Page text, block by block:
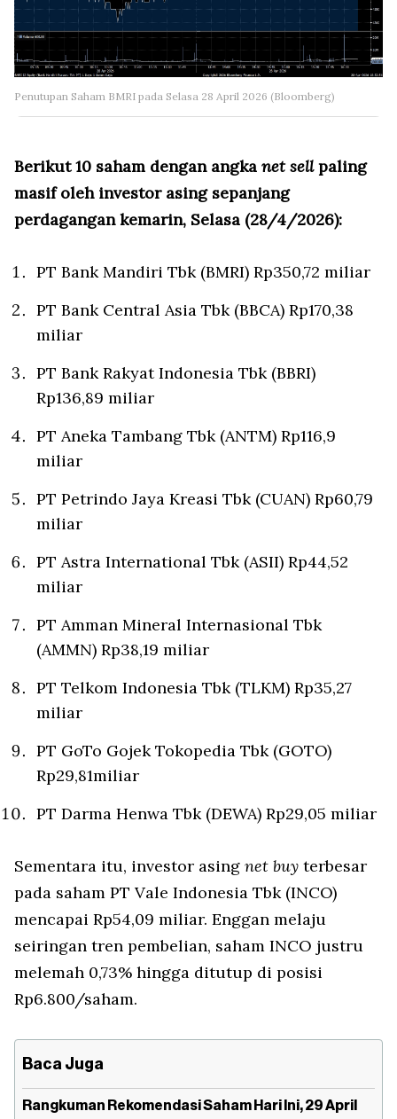
Penutupan Saham BMRI pada Selasa 28 April 2026 (Bloomberg)
Berikut 10 saham dengan angka net sellpaling
masif oleh investor asing sepanjang
perdagangan kemarin, Selasa (28/4/2026):
PT Bank Mandiri Tbk (BMRI) Rp350,72 miliar
PT Bank Central Asia Tbk (BBCA) Rp170,38
miliar
PT Bank Rakyat Indonesia Tbk (BBRI)
Rp136,89 miliar
PT Aneka Tambang Tbk (ANTM) Rp116,9
miliar
PT Petrindo Jaya Kreasi Tbk (CUAN) Rp60,79
miliar
PT Astra International Tbk (ASII) Rp44,52
miliar
PT Amman Mineral Internasional Tbk
(AMMN) Rp38,19 miliar
PT Telkom Indonesia Tbk (TLKM) Rp35,27
miliar
PT GoTo Gojek Tokopedia Tbk (GOTO)
Rp29,81miliar
PT Darma Henwa Tbk (DEWA) Rp29,05 miliar
Sementara itu, investor asing net buy terbesar
pada saham PT Vale Indonesia Tbk (INCO)
mencapai Rp54,09 miliar. Enggan melaju
seiringan tren pembelian, saham INCO justru
melemah 0,73% hingga ditutup di posisi
Rp6.800/saham.
Baca Juga
Rangkuman Rekomendasi Saham Hari Ini, 29 April